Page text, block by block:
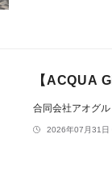
【ACQUA
合同会社アオグル
2026年07月31日